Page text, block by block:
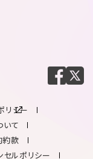
リシー
いて
約款
セルポリシー